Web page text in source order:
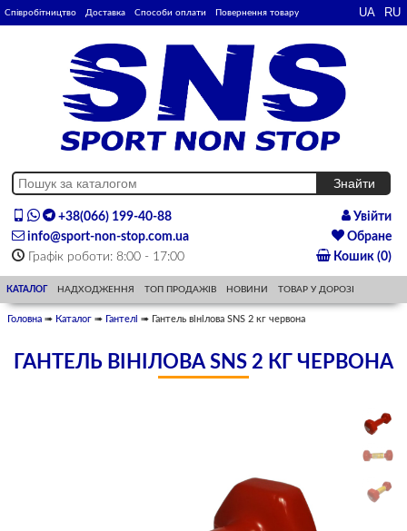
Співробітництво Доставка Способи оплати Повернення товару
+38(066) 199-40-88
info@sport-non-stop.com.ua
Графік роботи: 8:00 - 17:00
Увійти
Обране
Кошик (0)
КАТАЛОГ НАДХОДЖЕННЯ ТОП ПРОДАЖІВ НОВИНИ ТОВАР У ДОРОЗІ
Головна ➠ Каталог ➠ Гантелі ➠ Гантель вінілова SNS 2 кг червона
ГАНТЕЛЬ ВІНІЛОВА SNS 2 КГ ЧЕРВОНА